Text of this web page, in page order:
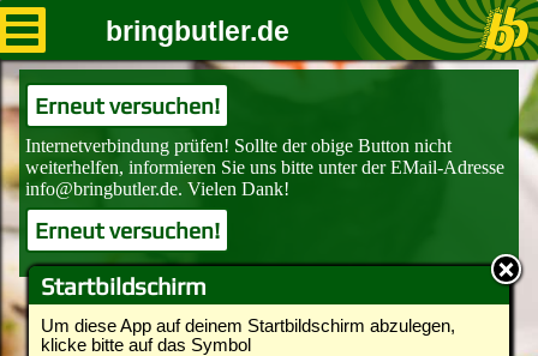
Startbildschirm
Um diese App auf deinem Startbildschirm abzulegen,
klicke bitte auf das Symbol
bringbutler.de
Erneut versuchen!
Erneut versuchen!